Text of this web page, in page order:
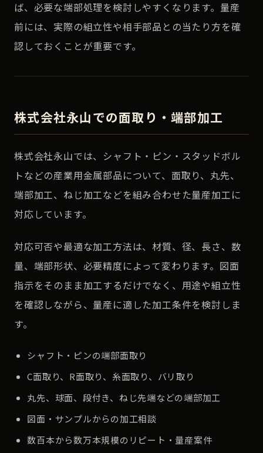
ば、必要な端部処理を検討しやすくなります。量産
前には、実際の組立性や相手部品との当たり方を確
認しておくことが重要です。
株式会社永山での面取り・端部加工
株式会社永山では、シャフト・ピン・スタッドボル
トなどの産業用金属部品について、面取り、丸先、
端部加工、ねじ加工などを組み合わせた量産加工に
対応しています。
対応可否や最適な加工方法は、材質、径、長さ、数
量、端部形状、必要精度によって変わります。図面
指示をそのまま加工するだけでなく、用途や組立性
を確認しながら、量産に適した加工条件を検討しま
す。
シャフト・ピンの端部面取り
C面取り、R面取り、糸面取り、バリ取り
丸先、球面、段付き、ねじ先端などの端部加工
図面・サンプルからの加工相談
数百本から数万本規模のリピート・量産案件